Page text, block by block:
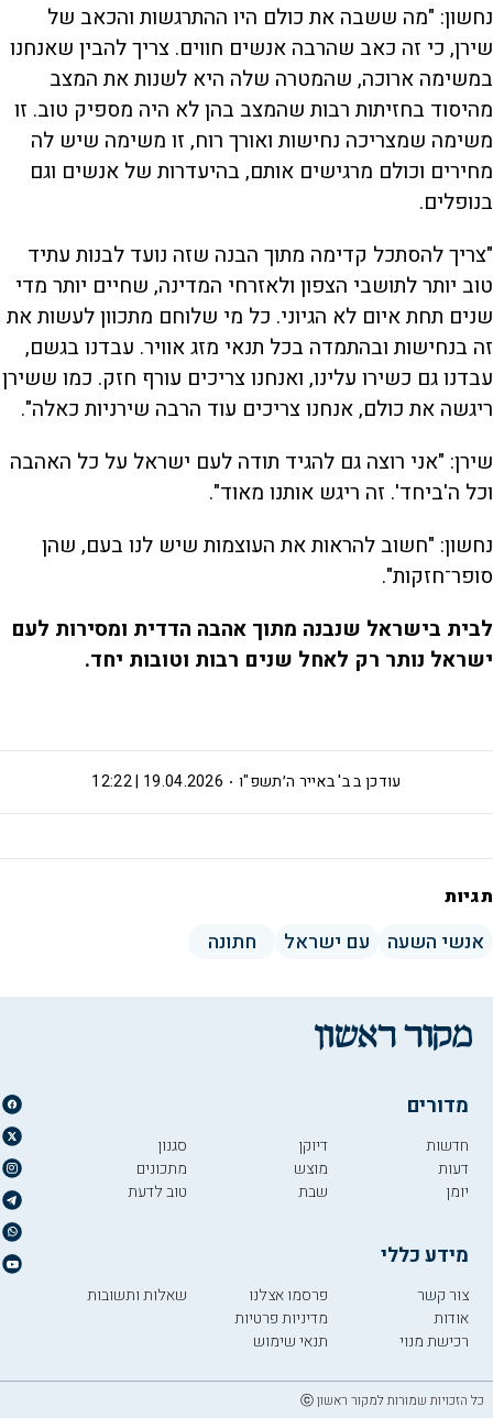
נחשון: "מה ששבה את כולם היו ההתרגשות והכאב של
שירן, כי זה כאב שהרבה אנשים חווים. צריך להבין שאנחנו
במשימה ארוכה, שהמטרה שלה היא לשנות את המצב
מהיסוד בחזיתות רבות שהמצב בהן לא היה מספיק טוב. זו
משימה שמצריכה נחישות ואורך רוח, זו משימה שיש לה
מחירים וכולם מרגישים אותם, בהיעדרות של אנשים וגם
בנופלים.
"צריך להסתכל קדימה מתוך הבנה שזה נועד לבנות עתיד
טוב יותר לתושבי הצפון ולאזרחי המדינה, שחיים יותר מדי
שנים תחת איום לא הגיוני. כל מי שלוחם מתכוון לעשות את
זה בנחישות ובהתמדה בכל תנאי מזג אוויר. עבדנו בגשם,
עבדנו גם כשירו עלינו, ואנחנו צריכים עורף חזק. כמו ששירן
ריגשה את כולם, אנחנו צריכים עוד הרבה שירניות כאלה".
שירן: "אני רוצה גם להגיד תודה לעם ישראל על כל האהבה
וכל ה'ביחד'. זה ריגש אותנו מאוד".
נחשון: "חשוב להראות את העוצמות שיש לנו בעם, שהן
סופר־חזקות".
לבית בישראל שנבנה מתוך אהבה הדדית ומסירות לעם
ישראל נותר רק לאחל שנים רבות וטובות יחד.
ב' באייר ה׳תשפ"ו 19.04.2026 | 12:22 עודכן ב
תגיות
אנשי השעה עם ישראל חתונה
מדורים
חדשות
דעות
יומן
דיוקן
מוצש
שבת
סגנון
מתכונים
טוב לדעת
מידע כללי
צור קשר
אודות
רכישת מנוי
פרסמו אצלנו
מדיניות פרטיות
תנאי שימוש
שאלות ותשובות
כל הזכויות שמורות למקור ראשון ⓒ